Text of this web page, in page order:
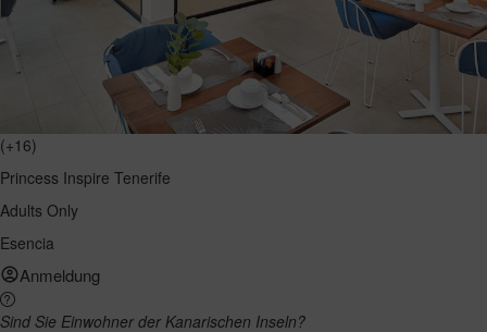
(+16)
Princess Inspire Tenerife
Adults Only
Esencia
Anmeldung
Sind Sie Einwohner der Kanarischen Inseln?